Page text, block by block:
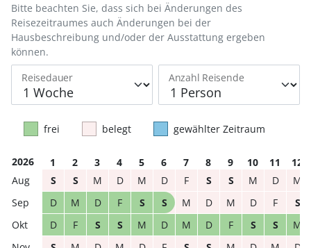
Reisedauer Anzahl Reisende
Bitte beachten Sie, dass sich bei Änderungen des
Reisezeitraumes auch Änderungen bei der
Hausbeschreibung und/oder der Ausstattung ergeben
können.
frei belegt gewählter Zeitraum
2026 1 2 3 4 5 6 7 8 9 10 11
12
S
S M D M D F S S M D
M
D
M D F S S M D M D F
S
D
F S S M D M D F S S
M